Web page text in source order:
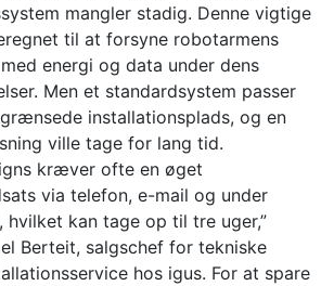
mangler stadig. Denne vigtige
til at forsyne robotarmens
energi og data under dens
Men et standardsystem passer
installationsplads, og en
ville tage for lang tid.
kræver ofte en øget
via telefon, e-mail og under
hvilket kan tage op til tre uger,”
Berteit, salgschef for tekniske
hos igus. For at spare